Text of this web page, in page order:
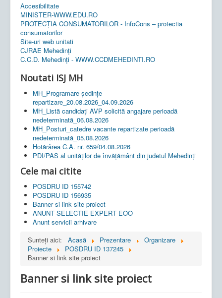
Accesibilitate
MINISTER-WWW.EDU.RO
PROTECȚIA CONSUMATORILOR - InfoCons – protectia
consumatorilor
Site-uri web unitati
CJRAE Mehedinți
C.C.D. Mehedinţi - WWW.CCDMEHEDINTI.RO
Noutati ISJ MH
MH_Programare ședințe
repartizare_20.08.2026_04.09.2026
MH_Listă candidați AVP solicită angajare perioadă
nedeterminată_06.08.2026
MH_Posturi_catedre vacante repartizate perioadă
nedeterminată_05.08.2026
Hotărârea C.A. nr. 659/04.08.2026
PDI/PAS al unităților de învățământ din judetul Mehedinți
Cele mai citite
POSDRU ID 155742
POSDRU ID 156935
Banner si link site proiect
ANUNT SELECTIE EXPERT EOO
Anunt servicii arhivare
Sunteți aici:
Acasă Prezentare
Organizare
Proiecte
POSDRU ID 137245
Banner si link site proiect
Banner si link site proiect